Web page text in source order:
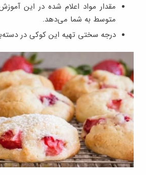
متوسط به شما می‌دهد.
درجه سختی تهیه این کوکی در